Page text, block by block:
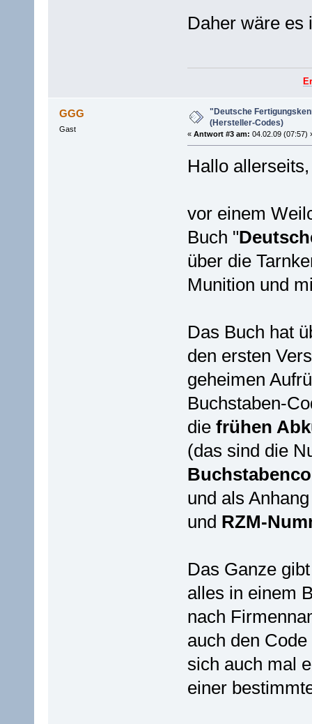
Daher wäre es
GGG
Gast
"Deutsche
(Hersteller-Codes)
« Antwort #3 am: 04.02.09 (07:57)
Hallo allerseits,
vor einem
Buch "
über die
Munition und
Das Buch hat
den ersten
geheimen
Buchstaben-
die frühen
(das sind die
und als
und RZM-
Das Ganze
alles in einem
nach
auch den
sich auch mal
einer